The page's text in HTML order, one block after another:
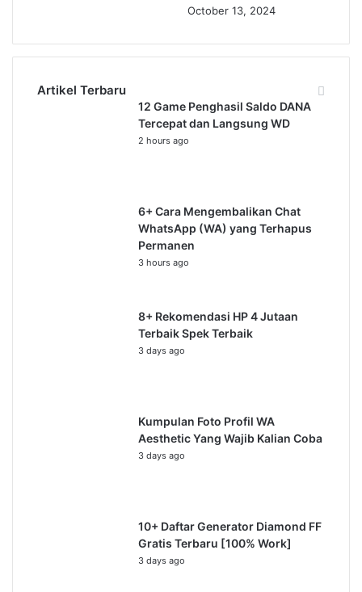
October 13, 2024
Artikel Terbaru
12 Game Penghasil Saldo DANA
Tercepat dan Langsung WD
2 hours ago
6+ Cara Mengembalikan Chat
WhatsApp (WA) yang Terhapus
Permanen
3 hours ago
8+ Rekomendasi HP 4 Jutaan
Terbaik Spek Terbaik
3 days ago
Kumpulan Foto Profil WA
Aesthetic Yang Wajib Kalian Coba
3 days ago
10+ Daftar Generator Diamond FF
Gratis Terbaru [100% Work]
3 days ago